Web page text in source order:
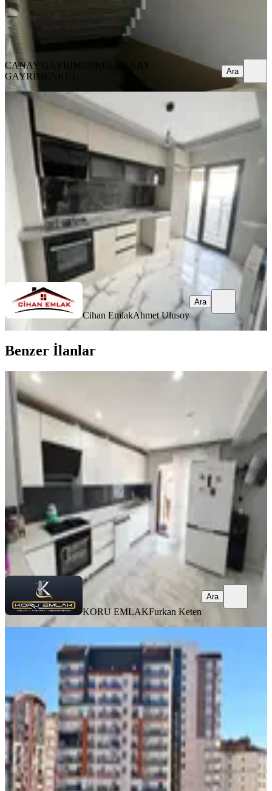
CANAY GAYRİMENKUL CANAY GAYRİMENKUL
Ara
CANAY GAYRİMENKUL
CANAY
GAYRİMENKUL
Ara
SIFIR BİNA
Yeniçağ Mah. Merkezi Lokasyonda
Güney Cephe Sıfır 4+1 Dubleks
Yenimahalle, Yeniçağ Mahallesi
4+1
165 m²·Çatı Dubleks·08.01.2026
8.390.000 ₺ Geri Dönüş:
Cihan EmlakAhmet Ulusoy
Cihan EmlakAhmet Ulusoy
Ara
Benzer İlanlar
İçerisinde 4+1 Dubleks Satılık Daire |
Geniş Metrajlı Ve Prestijli
Yenimahalle, Pamuklar Mahallesi
12. Kat ·08.08.2026
9.199.000 ₺
KORU EMLAKFurkan Keten
KORU EMLAKFurkan Keten
Ara
3+1 11.kat Site İçerisinde Önü Açık
Merkezi Konum Oturuma Hazır
Yenimahalle, Avcılar Mahallesi
3+1· 145 m²·11. Kat· 08.08.2026
7.500.000 ₺
METİNLER EMLAKMahmut Metin